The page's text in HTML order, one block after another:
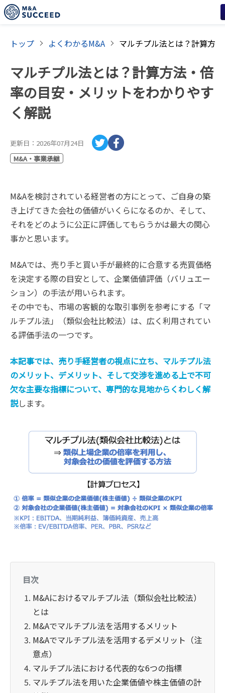
トップ よくわかるM&A
マルチプル法とは？計算方法・倍
率の目安・メリットをわかりやす
く解説
更新日： 2026年07月24日
M&A・事業承継
M&Aを検討されている経営者の方にとって、ご自身の築
き上げてきた会社の価値がいくらになるのか、そして、
それをどのように公正に評価してもらうかは最大の関心
事かと思います。
M&Aでは、売り手と買い手が最終的に合意する売買価格
を決定する際の目安として、企業価値評価（バリュエー
ション）の手法が用いられます。
その中でも、市場の客観的な取引事例を参考にする「マ
ルチプル法」（類似会社比較法）は、広く利用されてい
る評価手法の一つです。
本記事では、売り手経営者の視点に立ち、マルチプル法
のメリット、デメリット、そして交渉を進める上で不可
欠な主要な指標について、専門的な見地からくわしく解
説します。
目次
M&Aにおけるマルチプル法（類似会社比較法）
とは
M&Aでマルチプル法を活用するメリット
M&Aでマルチプル法を活用するデメリット（注
意点）
マルチプル法における代表的な6つの指標
マルチプル法を用いた企業価値や株主価値の計